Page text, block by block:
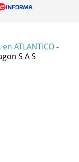
ATLANTICO -
S A S